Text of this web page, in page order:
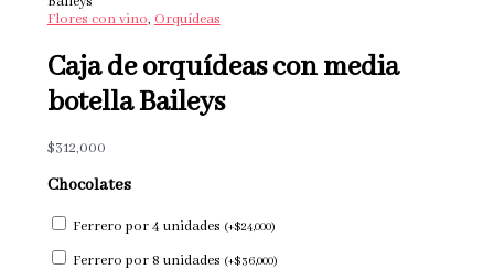
Flores con vino,Orquídeas
Caja de orquídeas con media
botella Baileys
$312,000
Chocolates
Ferrero por 4 unidades (+$24,000)
Ferrero por 8 unidades (+$36,000)